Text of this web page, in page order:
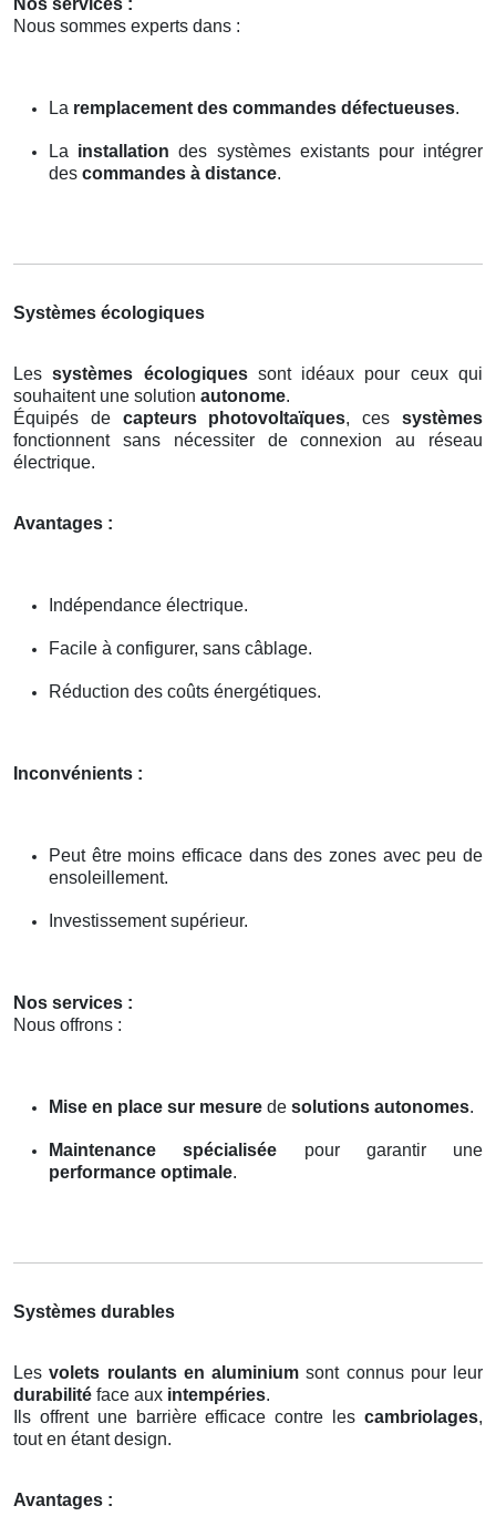
Nos services :
Nous sommes experts dans :
La remplacement des commandes défectueuses.
La installation des systèmes existants pour intégrer
des commandes à distance.
Systèmes écologiques
Lessystèmes écologiquessont idéaux pour ceux qui
souhaitent une solution autonome.
Équipés de capteurs photovoltaïques, cessystèmes
fonctionnent sans nécessiter de connexion au réseau
électrique.
Avantages :
Indépendance électrique.
Facile à configurer, sans câblage.
Réduction des coûts énergétiques.
Inconvénients :
Peut être moins efficace dans des zones avec peu de
ensoleillement.
Investissement supérieur.
Nos services :
Nous offrons :
Mise en place sur mesure de solutions autonomes.
Maintenance spécialisée pour garantir une
performance optimale.
Systèmes durables
Lesvolets roulants en aluminium sont connus pour leur
durabilité face aux intempéries.
Ils offrent une barrière efficace contre les cambriolages,
tout en étant design.
Avantages :